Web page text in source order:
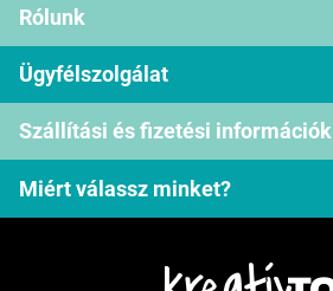
Rólunk
Ügyfélszolgálat
Szállítási és fizetési információk
Miért válassz minket?